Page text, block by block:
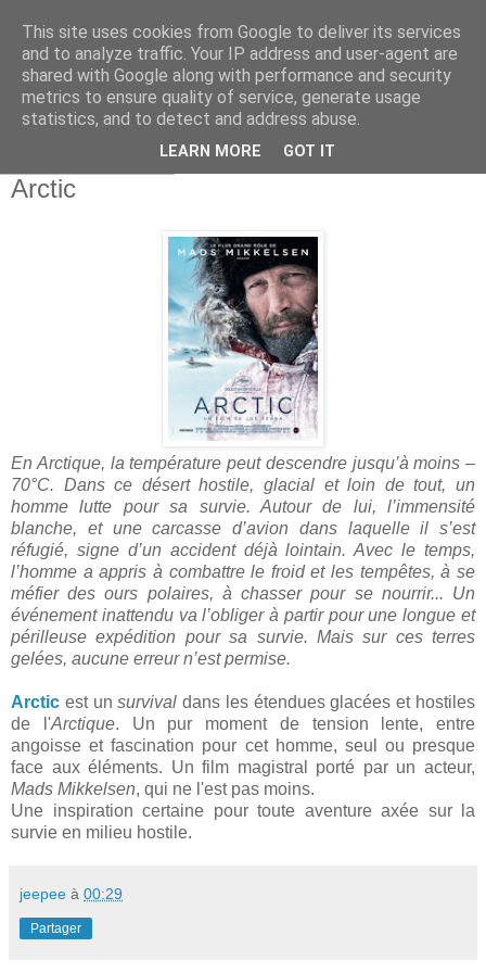
Arctic
En Arctique, la température peut descendre jusqu’à moins –
70°C. Dans ce désert hostile, glacial et loin de tout, un
homme lutte pour sa survie. Autour de lui, l’immensité
blanche, et une carcasse d’avion dans laquelle il s’est
réfugié, signe d’un accident déjà lointain. Avec le temps,
l’homme a appris à combattre le froid et les tempêtes, à se
méfier des ours polaires, à chasser pour se nourrir... Un
événement inattendu va l’obliger à partir pour une longue et
périlleuse expédition pour sa survie. Mais sur ces terres
gelées, aucune erreur n’est permise.
Arctic est unsurvivaldans les étendues glacées et hostiles
de l'Arctique. Un pur moment de tension lente, entre
angoisse et fascination pour cet homme, seul ou presque
face aux éléments. Un film magistral porté par un acteur,
Mads Mikkelsen, qui ne l'est pas moins.
Une inspiration certaine pour toute aventure axée sur la
survie en milieu hostile.
jeepee à 00:29
Partager
This site uses cookies from Google to deliver its services
and to analyze traffic. Your IP address and user-agent are
shared with Google along with performance and security
metrics to ensure quality of service, generate usage
statistics, and to detect and address abuse.
LEARN MORE GOT IT